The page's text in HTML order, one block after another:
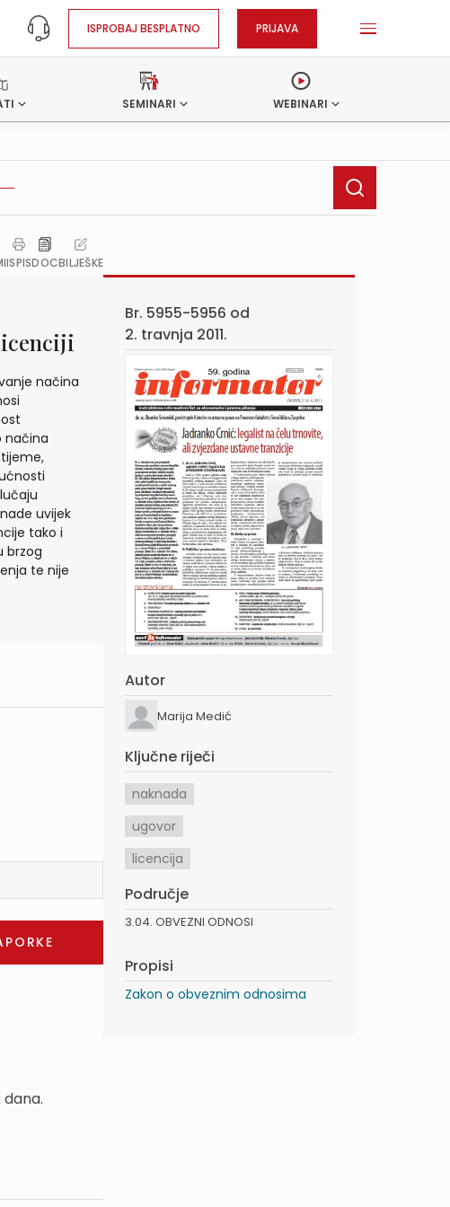
ISPROBAJ BESPLATNO PRIJAVA
SEMINARI WEBINARI
ISPISDOCBILJEŠKE
načina
načina
uvijek
tako i
brzog
te nije
Br. 5955-5956 od
2. travnja 2011.
Autor
Marija Medić
Ključne riječi
naknada
ugovor
licencija
Područje
3.04. OBVEZNI ODNOSI
Propisi
Zakon o obveznim odnosima